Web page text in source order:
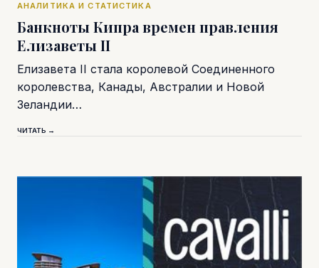
АНАЛИТИКА И СТАТИСТИКА
Банкноты Кипра времен правления
Елизаветы II
Елизавета II стала королевой Соединенного
королевства, Канады, Австралии и Новой
Зеландии…
ЧИТАТЬ →